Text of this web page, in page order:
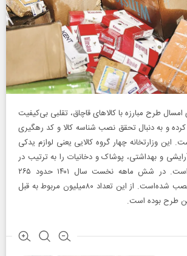
طرح مبارزه با کالا‌های قاچاق، تقلبی بی‌کیفیت
کرده و به دنبال تحقق نصب شناسه کالا و کد رهگیری
این وزارتخانه چهار گروه کالایی یعنی لوازم یدکی
و بهداشتی، پوشاک و دخانیات را به ترتیب در
دستور کار قرار داده‌است. در شش ماهه نخست سال ۱۴۰۱ حدود ۲۶۵
میلیون کد رهگیری نصب شده‌است. از این تعداد ۸۰میلیون مربوط به قبل